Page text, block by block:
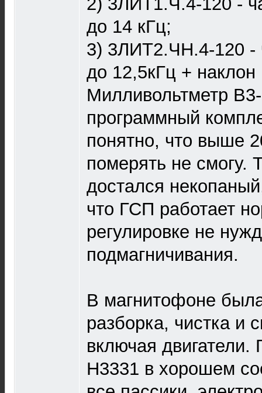
до 14 кГц;
3) 3ЛИТ2.ЧН.4-120 -
до 12,5кГц +
Милливольтметр
программный
понятно, что выше
померять не смогу.
достался
что ГСП работает
регулировке не
подмагничивания.
В магнитофоне
разборка, чистка и
включая двигатели.
H3331 в хорошем